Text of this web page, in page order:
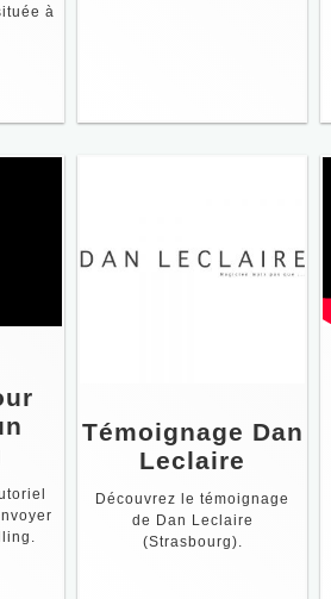
à
Témoignage Dan
Leclaire
Découvrez le témoignage
de Dan Leclaire
(Strasbourg).